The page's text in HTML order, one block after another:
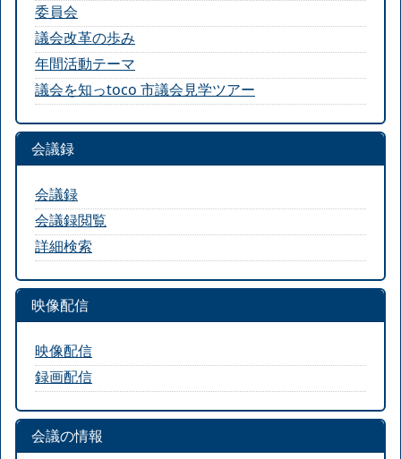
委員会
議会改革の歩み
年間活動テーマ
議会を知っtoco 市議会見学ツアー
会議録
会議録
会議録閲覧
詳細検索
映像配信
映像配信
録画配信
会議の情報